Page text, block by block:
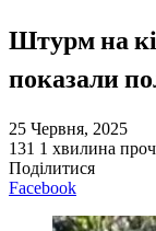
Штурм на
показали
25 Червня, 2025
131 1 хвилина
Поділитися
Facebook